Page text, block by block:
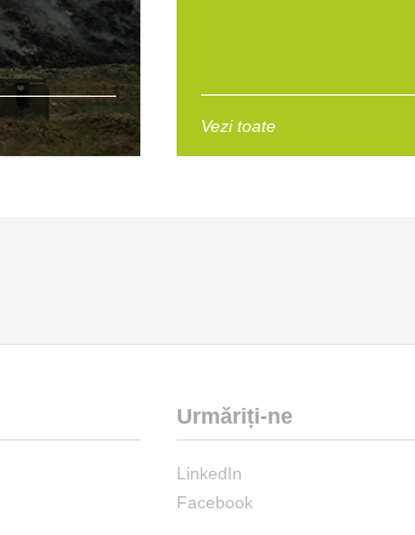
Vezi toate
Urmăriți-ne
LinkedIn
Facebook